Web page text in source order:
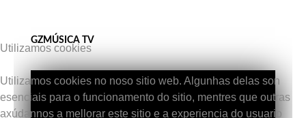
GZMÚSICA TV
Utilizamos cookies
Utilizamos cookies no noso sitio web. Algunhas delas son
esenciais para o funcionamento do sitio, mentres que outras
axúdannos a mellorar este sitio e a experiencia do usuario